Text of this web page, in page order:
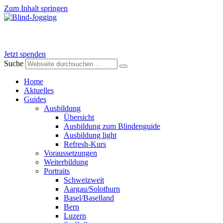
Zum Inhalt springen
Jetzt spenden
Suche
Home
Aktuelles
Guides
Ausbildung
Übersicht
Ausbildung zum Blindenguide
Ausbildung light
Refresh-Kurs
Voraussetzungen
Weiterbildung
Portraits
Schweizweit
Aargau/Solothurn
Basel/Baselland
Bern
Luzern